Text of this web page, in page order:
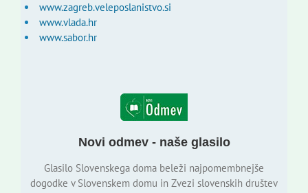
www.zagreb.veleposlanistvo.si
www.vlada.hr
www.sabor.hr
Novi odmev - naše glasilo
Glasilo Slovenskega doma beleži najpomembnejše
dogodke v Slovenskem domu in Zvezi slovenskih društev